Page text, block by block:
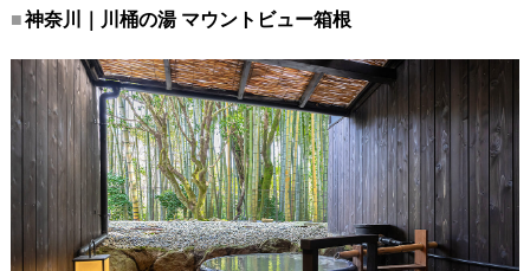
神奈川｜川桶の湯 マウントビュー箱根